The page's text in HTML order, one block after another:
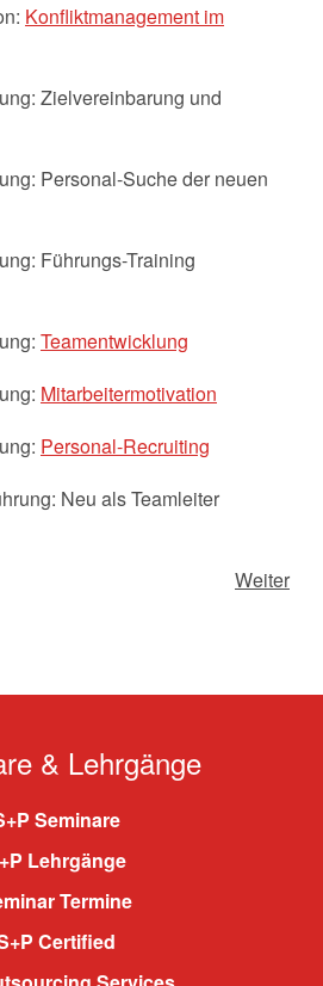
Konfliktmanagement im
Zielvereinbarung und
Personal-Suche der neuen
Führungs-Training
Teamentwicklung
Mitarbeitermotivation
Personal-Recruiting
Neu als Teamleiter
Weiter
& Lehrgänge
Seminare
Lehrgänge
Termine
Certified